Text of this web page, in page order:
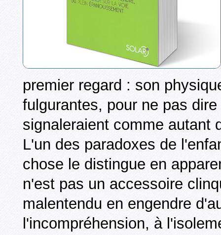
premier regard : son
fulgurantes, pour ne pas
signaleraient comme autant
L'un des paradoxes de
chose le distingue en
n'est pas un accessoire
malentendu en engendre
l'incompréhension, à